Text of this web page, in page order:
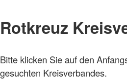
Rotkreuz
Bitte klicken Sie auf den
gesuchten Kreisverbandes.